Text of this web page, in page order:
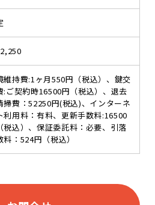
維持費:1ヶ月550円（税込）、鍵交
:ご契約時16500円（税込）、退去
掃費：52250円(税込)、インターネ
利用料：有料、更新手数料:16500
税込）、保証委託料：必要、引落
料：524円（税込）